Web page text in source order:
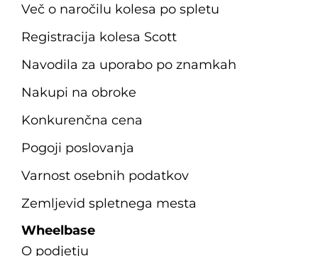
Več o naročilu kolesa po spletu
Registracija kolesa Scott
Navodila za uporabo po znamkah
Nakupi na obroke
Konkurenčna cena
Pogoji poslovanja
Varnost osebnih podatkov
Zemljevid spletnega mesta
Wheelbase
O podjetju